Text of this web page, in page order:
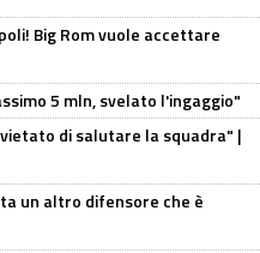
Big Rom vuole accettare
5 mln, svelato l'ingaggio"
di salutare la squadra" |
un altro difensore che è